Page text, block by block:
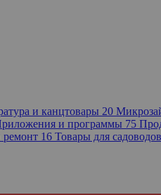
и канцтовары 20
и программы 75
ремонт 16 Товары для садоводов